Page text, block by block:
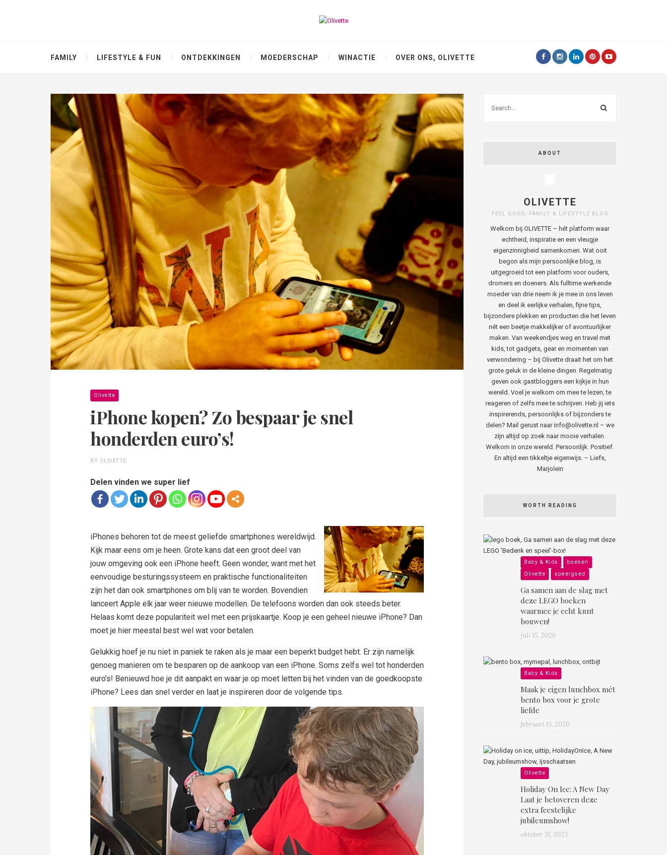
FAMILY LIFESTYLE & FUN ONTDEKKINGEN MOEDERSCHAP WINACTIE OVER ONS, OLIVETTE
Olivette
iPhone kopen? Zo bespaar je snel
honderden euro’s!
BY OLIVETTE
Delen vinden we super lief
iPhones behoren tot de meest geliefde smartphones wereldwijd.
Kijk maar eens om je heen. Grote kans dat een groot deel van
jouw omgeving ook een iPhone heeft. Geen wonder, want met het
eenvoudige besturingssysteem en praktische functionaliteiten
zijn het dan ook smartphones om blij van te worden. Bovendien
lanceert Apple elk jaar weer nieuwe modellen. De telefoons worden dan ook steeds beter.
Helaas komt deze populariteit wel met een prijskaartje. Koop je een geheel nieuwe iPhone? Dan
moet je hier meestal best wel wat voor betalen.
Gelukkig hoef je nu niet in paniek te raken als je maar een beperkt budget hebt. Er zijn namelijk
genoeg manieren om te besparen op de aankoop van een iPhone. Soms zelfs wel tot honderden
euro’s! Benieuwd hoe je dit aanpakt en waar je op moet letten bij het vinden van de goedkoopste
iPhone? Lees dan snel verder en laat je inspireren door de volgende tips.
ABOUT
OLIVETTE
FEEL GOOD, FAMILY & LIFESTYLE BLOG
Welkom bij OLIVETTE – hét platform waar
echtheid, inspiratie en een vleugje
eigenzinnigheid samenkomen. Wat ooit
begon als mijn persoonlijke blog, is
uitgegroeid tot een platform voor ouders,
dromers en doeners. Als fulltime werkende
moeder van drie neem ik je mee in ons leven
en deel ik eerlijke verhalen, fijne tips,
bijzondere plekken en producten die het leven
nét een beetje makkelijker of avontuurlijker
maken. Van weekendjes weg en travel met
kids, tot gadgets, gear en momenten van
verwondering – bij Olivette draait het om het
grote geluk in de kleine dingen. Regelmatig
geven ook gastbloggers een kijkje in hun
wereld. Voel je welkom om mee te lezen, te
reageren of zelfs mee te schrijven. Heb jij iets
inspirerends, persoonlijks of bijzonders te
delen? Mail gerust naar info@olivette.nl – we
zijn altijd op zoek naar mooie verhalen.
Welkom in onze wereld. Persoonlijk. Positief.
En altijd een tikkeltje eigenwijs. – Liefs,
Marjolein
WORTH READING
Baby & Kids
boeken
Olivette
speelgoed
Ga samen aan de slag met
deze LEGO boeken
waarmee je echt kunt
bouwen!
juli 15, 2020
Baby & Kids
Maak je eigen lunchbox mét
bento box voor je grote
liefde
februari 15, 2020
Olivette
Holiday On Ice: A New Day
Laat je betoveren deze
extra feestelijke
jubileumshow!
oktober 31, 2023